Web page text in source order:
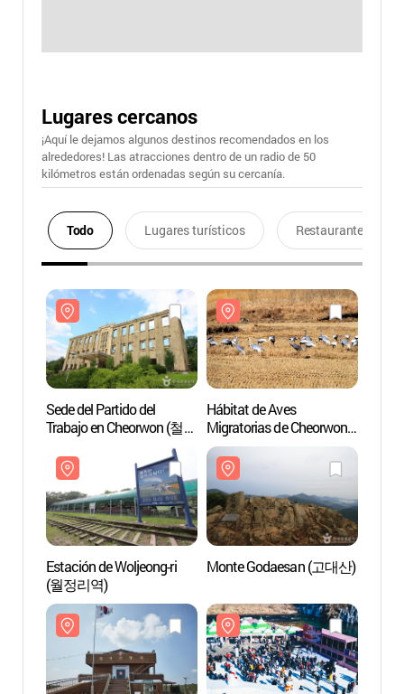
Lugares cercanos
¡Aquí le dejamos algunos destinos recomendados en los
alrededores! Las atracciones dentro de un radio de 50
kilómetros están ordenadas según su cercanía.
Todo Lugares turísticos Restaurantes
Sede del Partido del
Trabajo en Cheorwon (철원
Hábitat de Aves
Migratorias de Cheorwon
(철원 철새도래지)
Estación de Woljeong-ri
(월정리역)
Monte Godaesan (고대산)